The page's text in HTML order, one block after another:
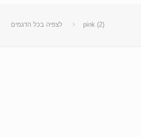
לצפיה בכל הדגמים pink (2)